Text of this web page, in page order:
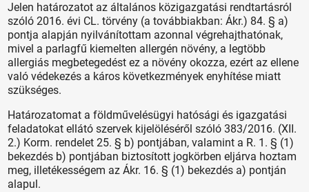
Jelen határozatot az általános közigazgatási rendtartásról
szóló 2016. évi CL. törvény (a továbbiakban: Ákr.) 84. § a)
pontja alapján nyilvánítottam azonnal végrehajthatónak,
mivel a parlagfű kiemelten allergén növény, a legtöbb
allergiás megbetegedést ez a növény okozza, ezért az ellene
való védekezés a káros következmények enyhítése miatt
szükséges.
Határozatomat a földművelésügyi hatósági és igazgatási
feladatokat ellátó szervek kijelöléséről szóló 383/2016. (XII.
2.) Korm. rendelet 25. § b) pontjában, valamint a R. 1. § (1)
bekezdés b) pontjában biztosított jogkörben eljárva hoztam
meg, illetékességem az Ákr. 16. § (1) bekezdés a) pontján
alapul.